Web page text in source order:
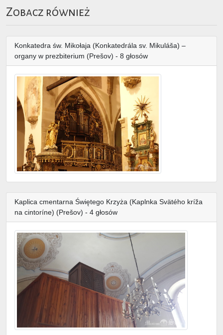
Zobacz również
Konkatedra św. Mikołaja (Konkatedrála sv. Mikuláša) –
organy w prezbiterium (Prešov) - 8 głosów
Kaplica cmentarna Świętego Krzyża (Kaplnka Svätého kríža
na cintoríne) (Prešov) - 4 głosów